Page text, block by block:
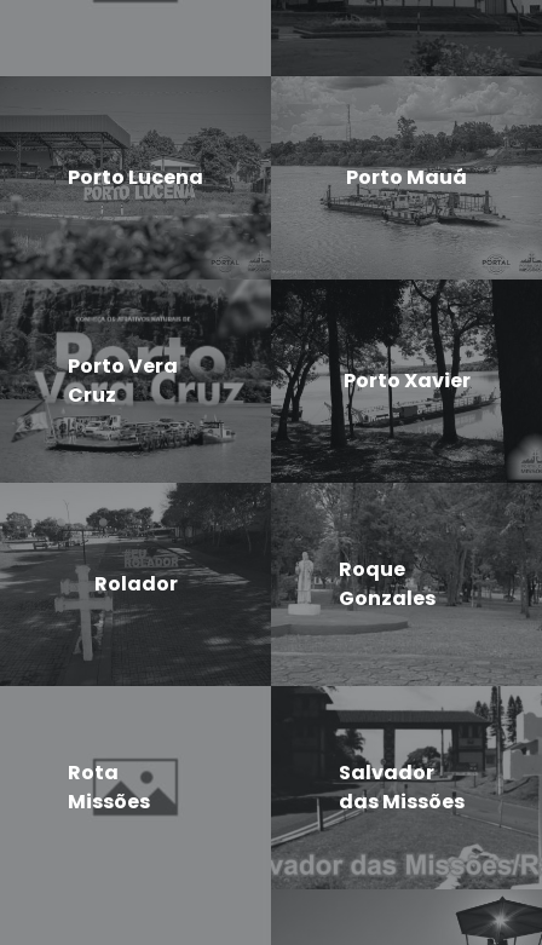
Porto Lucena Porto Mauá
Porto Vera
Cruz
Porto Xavier
Rolador
Roque
Gonzales
Rota
Missões
Salvador
das Missões